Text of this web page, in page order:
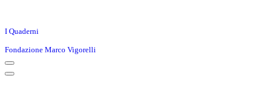
I Quaderni
Fondazione Marco Vigorelli
Menu
di
Menu